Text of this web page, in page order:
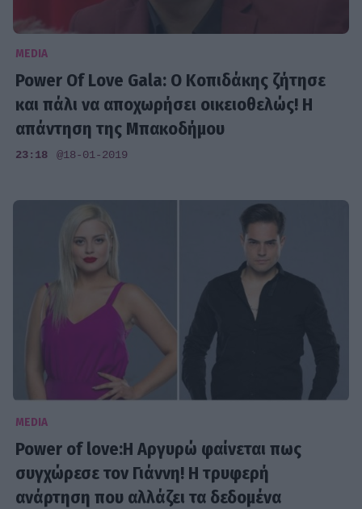
MEDIA
Power Of Love Gala: Ο Κοπιδάκης ζήτησε
και πάλι να αποχωρήσει οικειοθελώς! Η
απάντηση της Μπακοδήμου
23:18 @18-01-2019
MEDIA
Power of love:Η Αργυρώ φαίνεται πως
συγχώρεσε τον Γιάννη! Η τρυφερή
ανάρτηση που αλλάζει τα δεδομένα